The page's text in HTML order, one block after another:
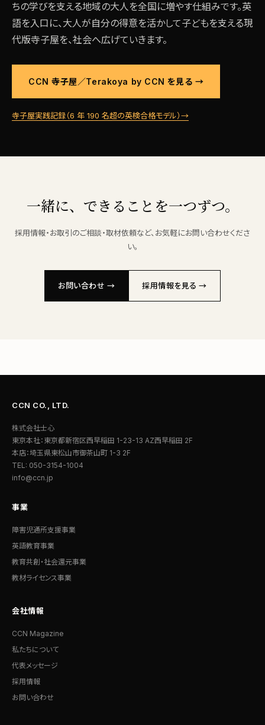
ちの学びを支える地域の大人を全国に増やす仕組みです。英
語を入口に、大人が自分の得意を活かして子どもを支える現
代版寺子屋を、社会へ広げていきます。
CCN 寺子屋／Terakoya by CCN を見る →
寺子屋実践記録（6 年 190 名超の英検合格モデル）→
一緒に、できることを一つずつ。
採用情報・お取引のご相談・取材依頼など、お気軽にお問い合わせくださ
い。
お問い合わせ → 採用情報を見る →
CCN CO., LTD.
株式会社士心
東京本社：東京都新宿区西早稲田 1-23-13 AZ西早稲田 2F
本店：埼玉県東松山市御茶山町 1-3 2F
TEL: 050-3154-1004
info@ccn.jp
事業
障害児通所支援事業
英語教育事業
教育共創・社会還元事業
教材ライセンス事業
会社情報
CCN Magazine
私たちについて
代表メッセージ
採用情報
お問い合わせ